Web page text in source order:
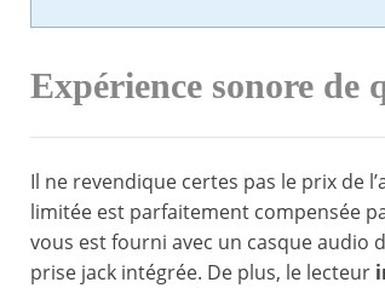
Expérience sonore de
Il ne revendique certes pas le prix de
limitée est parfaitement compensée
vous est fourni avec un casque audio
prise jack intégrée. De plus, le lecteur